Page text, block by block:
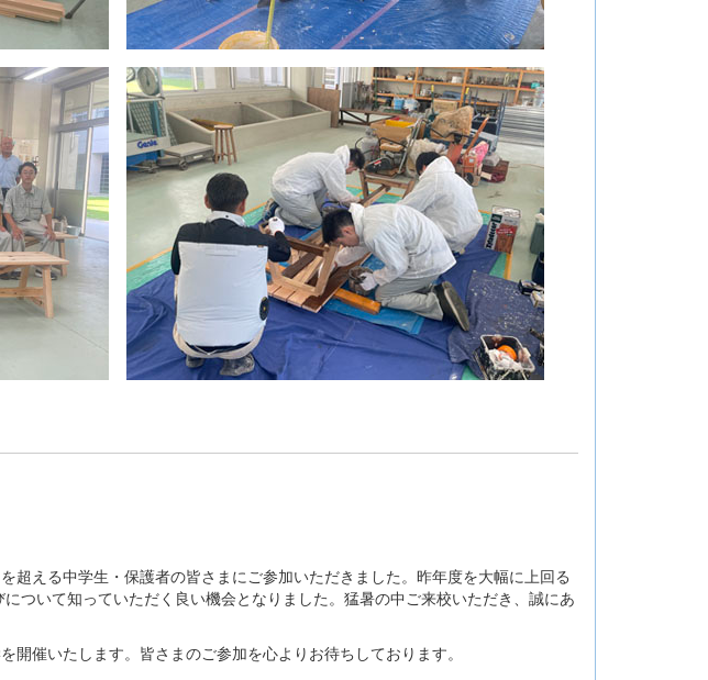
超える中学生・保護者の皆さまにご参加いただきました。昨年度を大幅に上回る
ついて知っていただく良い機会となりました。猛暑の中ご来校いただき、誠にあ
催いたします。皆さまのご参加を心よりお待ちしております。